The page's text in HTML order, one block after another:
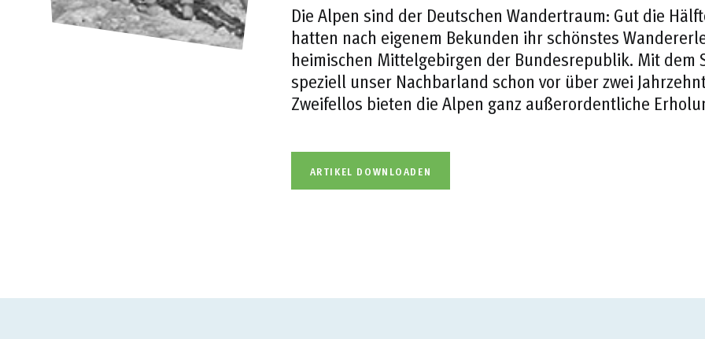
Die Alpen sind der Deutschen Wandertraum: Gut die
hatten nach eigenem Bekunden ihr schönstes
heimischen Mittelgebirgen der Bundesrepublik. Mit dem
speziell unser Nachbarland schon vor über zwei
Zweifellos bieten die Alpen ganz außerordentliche
ARTIKEL DOWNLOADEN